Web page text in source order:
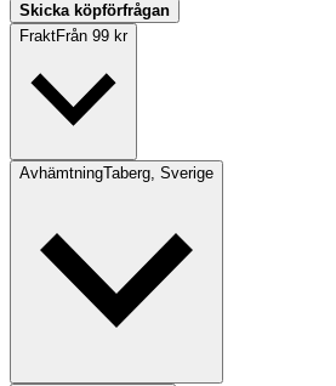
Skicka köpförfrågan
FraktFrån 99 kr
AvhämtningTaberg, Sverige